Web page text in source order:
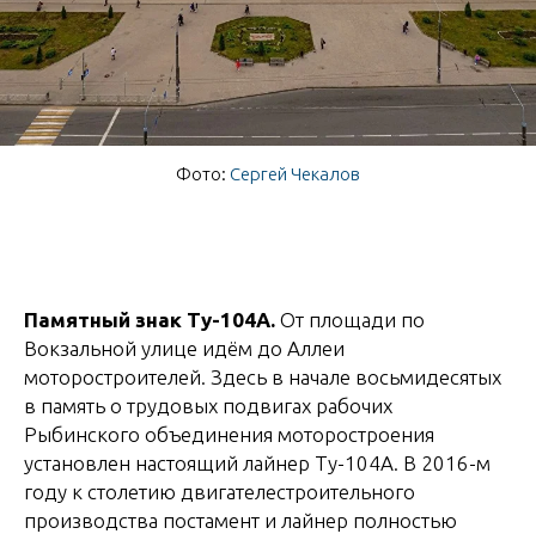
Фото: Сергей Чекалов
Памятный знак Ту-104А. От площади по
Вокзальной улице идём до Аллеи
моторостроителей. Здесь в начале восьмидесятых
в память о трудовых подвигах рабочих
Рыбинского объединения моторостроения
установлен настоящий лайнер Ту-104А. В 2016-м
году к столетию двигателестроительного
производства постамент и лайнер полностью